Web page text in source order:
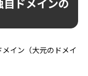
イン（大元のドメイ